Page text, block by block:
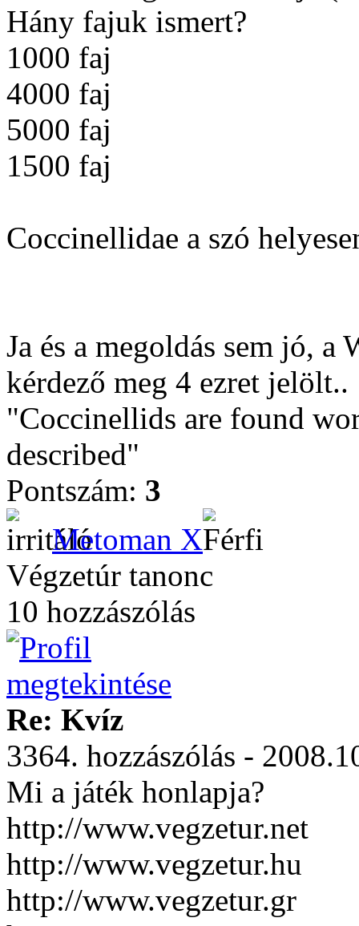
Hány fajuk ismert?
1000 faj
4000 faj
5000 faj
1500 faj
Coccinellidae a szó
Ja és a megoldás sem jó,
kérdező meg 4 ezret jelölt..
"Coccinellids are found
described"
Pontszám: 3
Metoman X
Végzetúr tanonc
10 hozzászólás
Re: Kvíz
3364. hozzászólás -
Mi a játék honlapja?
http://www.vegzetur.net
http://www.vegzetur.hu
http://www.vegzetur.gr